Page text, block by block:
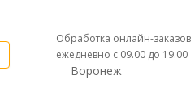
Обработка онлайн-заказов
ежедневно с 09.00 до 19.00
Воронеж